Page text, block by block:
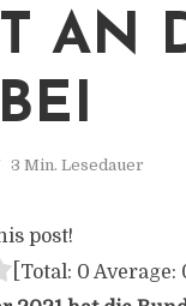
AN
3 Min. Lesedauer
post!
[Total: 0 Average: